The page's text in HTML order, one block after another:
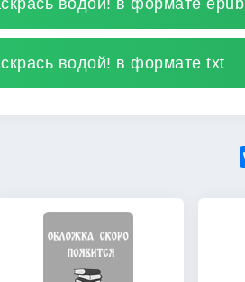
водой! в формате txt